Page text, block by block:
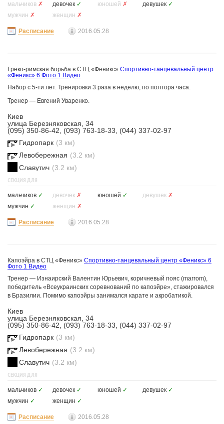
мальчиков ✗ девочек ✓ юношей ✗ девушек ✓
мужчин ✗ женщин ✗
Расписание 2016.05.28
Греко-римская борьба в СТЦ «Феникс» Спортивно-танцевальный центр
«Феникс» 6 Фото 1 Видео
Набор с 5-ти лет. Тренировки 3 раза в неделю, по полтора часа.
Тренер — Евгений Уваренко.
Киев
улица Березняковская, 34
(095) 350-86-42, (093) 763-18-33, (044) 337-02-97
Гидропарк (3 км)
Левобережная (3.2 км)
Славутич (3.2 км)
СЕКЦИЯ ДЛЯ
мальчиков ✓ девочек ✗ юношей ✓ девушек ✗
мужчин ✓ женщин ✗
Расписание 2016.05.28
Капоэйра в СТЦ «Феникс» Спортивно-танцевальный центр «Феникс» 6
Фото 1 Видео
Тренер — Изнаирский Валентин Юрьевич, коричневый пояс (marrom),
победитель «Всеукраинских соревнований по капоэйре», стажировался
в Бразилии. Помимо капоэйры занимался карате и акробатикой.
Киев
улица Березняковская, 34
(095) 350-86-42, (093) 763-18-33, (044) 337-02-97
Гидропарк (3 км)
Левобережная (3.2 км)
Славутич (3.2 км)
СЕКЦИЯ ДЛЯ
мальчиков ✓ девочек ✓ юношей ✓ девушек ✓
мужчин ✓ женщин ✓
Расписание 2016.05.28